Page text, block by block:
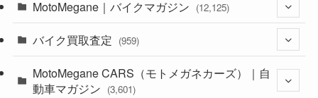
MotoMegane｜バイクマガジン (12,125)
(44)
バイク買取査定 (959)
(352)
MotoMegane CARS（モトメガネカーズ）｜自
動車マガジン (3,601)